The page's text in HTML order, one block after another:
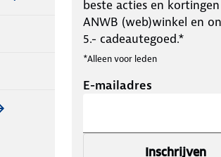
beste acties en
ANWB (web)winkel en
5.- cadeautegoed.*
*Alleen voor leden
E-mailadres
Inschrijven